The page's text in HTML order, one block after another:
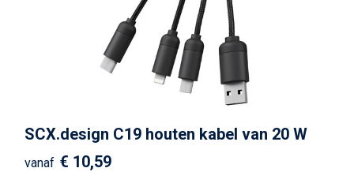
SCX.design C19 houten kabel van 20 W
vanaf € 10,59